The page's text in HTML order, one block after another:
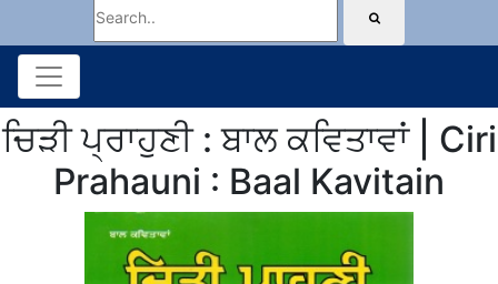
ਚਿੜੀ ਪ੍ਰਾਹੁਣੀ : ਬਾਲ ਕਵਿਤਾਵਾਂ | Ciri
Prahauni : Baal Kavitain